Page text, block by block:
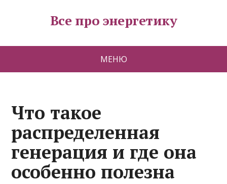
Все про энергетику
МЕНЮ
Что такое
распределенная
генерация и где она
особенно полезна